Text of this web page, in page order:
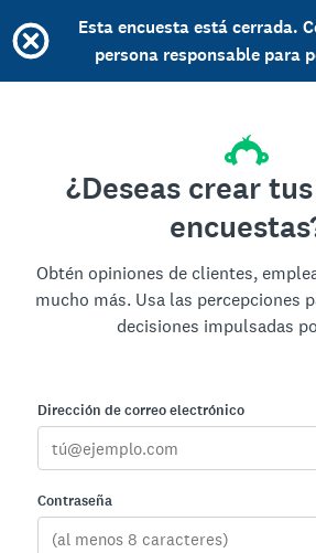
Esta encuesta está cerrada.
persona responsable para
¿Deseas crear
Obtén opiniones de clientes,
mucho más. Usa las percepciones
decisiones impulsadas
Dirección de correo electrónico
Contraseña